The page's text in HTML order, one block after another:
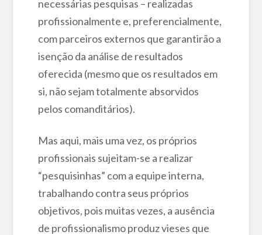
necessárias pesquisas – realizadas
profissionalmente e, preferencialmente,
com parceiros externos que garantirão a
isenção da análise de resultados
oferecida (mesmo que os resultados em
si, não sejam totalmente absorvidos
pelos comanditários).
Mas aqui, mais uma vez, os próprios
profissionais sujeitam-se a realizar
“pesquisinhas” com a equipe interna,
trabalhando contra seus próprios
objetivos, pois muitas vezes, a ausência
de profissionalismo produz vieses que